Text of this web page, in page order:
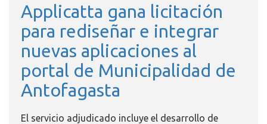
Applicatta gana licitación
para rediseñar e integrar
nuevas aplicaciones al
portal de Municipalidad de
Antofagasta
El servicio adjudicado incluye el desarrollo de